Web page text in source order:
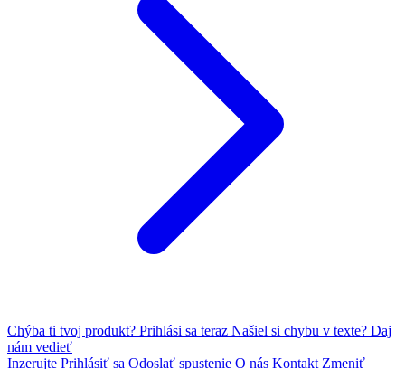
Chýba ti tvoj produkt? Prihlási sa teraz Našiel si chybu v texte? Daj
nám vedieť
Inzerujte Prihlásiť sa Odoslať spustenie O nás Kontakt Zmeniť